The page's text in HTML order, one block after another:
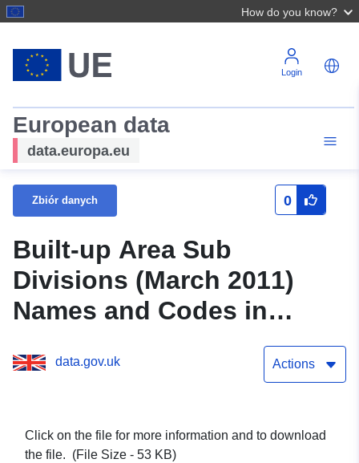
How do you know?
Login
European data
data.europa.eu
Zbiór danych 0
Built-up Area Sub
Divisions (March 2011)
Names and Codes in
data.gov.uk Actions
Click on the file for more information and to download
the file. (File Size - 53 KB)